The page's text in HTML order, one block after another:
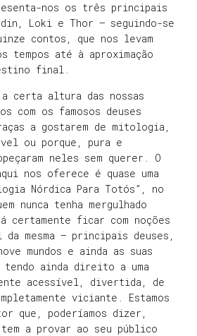
nos os três principais
Loki e Thor – seguindo-se
contos, que nos levam
tempos até à aproximação
final.
a certa altura das nossas
com os famosos deuses
a gostarem de mitologia,
ou porque, pura e
neles sem querer. O
nos oferece é quase uma
Nórdica Para Totós”, no
nunca tenha mergulhado
certamente ficar com noções
mesma – principais deuses,
mundos e ainda as suas
ainda direito a uma
acessível, divertida, de
viciante. Estamos
que, poderíamos dizer,
a provar ao seu público